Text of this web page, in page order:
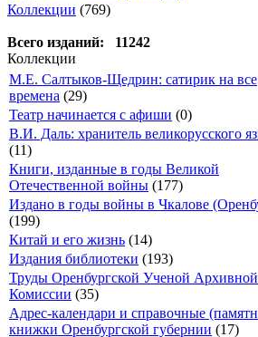
Коллекции (769)
Всего изданий: 11242
Коллекции
М.Е. Салтыков-Щедрин: сатирик на все
времена (29)
Театр начинается с афиши (0)
В.И. Даль: хранитель великорусского
(11)
Книги, изданные в годы Великой
Отечественной войны (177)
Издано в годы войны в Чкалове
(199)
Китай и его жизнь (14)
Издания библиотеки (193)
Труды Оренбургской Ученой Архивной
Комиссии (35)
Адрес-календари и справочные
книжки Оренбургской губернии (17)